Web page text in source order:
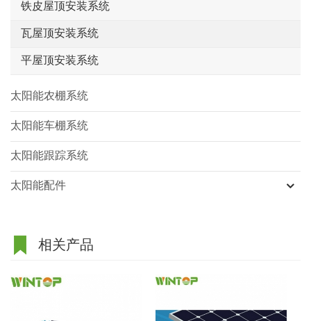
铁皮屋顶安装系统
瓦屋顶安装系统
平屋顶安装系统
太阳能农棚系统
太阳能车棚系统
太阳能跟踪系统
太阳能配件
相关产品